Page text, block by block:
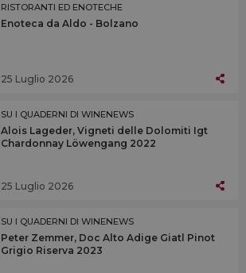
RISTORANTI ED ENOTECHE
Enoteca da Aldo - Bolzano
25 Luglio 2026
SU I QUADERNI DI WINENEWS
Alois Lageder, Vigneti delle Dolomiti Igt
Chardonnay Löwengang 2022
25 Luglio 2026
SU I QUADERNI DI WINENEWS
Peter Zemmer, Doc Alto Adige Giatl Pinot
Grigio Riserva 2023